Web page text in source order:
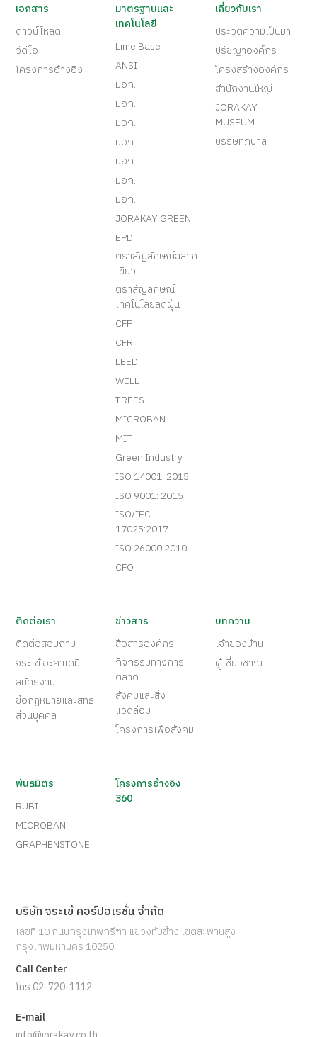
เอกสาร
ดาวน์โหลด
วีดีโอ
โครงการอ้างอิง
มาตรฐานและ
เทคโนโลยี
Lime Base
ANSI
มอก.
มอก.
มอก.
มอก.
มอก.
มอก.
มอก.
JORAKAY GREEN
EPD
ตราสัญลักษณ์ฉลาก
เขียว
ตราสัญลักษณ์
เทคโนโลยีลดฝุ่น
CFP
CFR
LEED
WELL
TREES
MICROBAN
MIT
Green Industry
ISO 14001: 2015
ISO 9001: 2015
ISO/IEC
17025:2017
ISO 26000:2010
CFO
เกี่ยวกับเรา
ประวัติความเป็นมา
ปรัชญาองค์กร
โครงสร้างองค์กร
สำนักงานใหญ่
JORAKAY
MUSEUM
บรรษัทภิบาล
ติดต่อเรา
ติดต่อสอบถาม
จระเข้ อะคาเดมี่
สมัครงาน
ข้อกฎหมายและสิทธิ
ส่วนบุคคล
ข่าวสาร
สื่อสารองค์กร
กิจกรรมทางการ
ตลาด
สังคมและสิ่ง
แวดล้อม
โครงการเพื่อสังคม
บทความ
เจ้าของบ้าน
ผู้เชี่ยวชาญ
พันธมิตร
RUBI
MICROBAN
GRAPHENSTONE
โครงการอ้างอิง
360
บริษัท จระเข้ คอร์ปอเรชั่น จำกัด
เลขที่ 10 ถนนกรุงเทพกรีฑา แขวงทับช้าง เขตสะพานสูง
กรุงเทพมหานคร 10250
Call Center
โทร 02-720-1112
E-mail